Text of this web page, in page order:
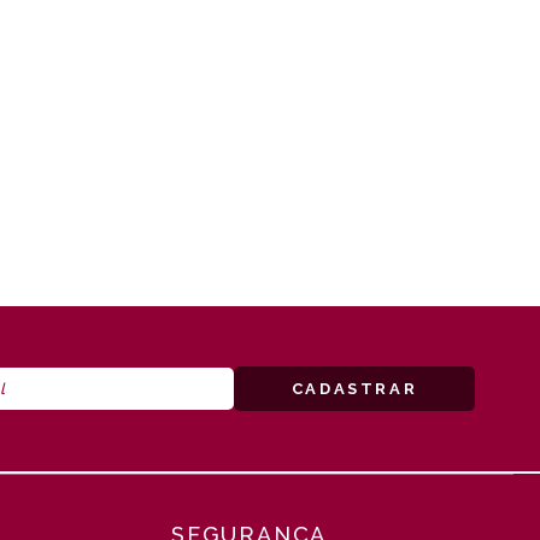
SEGURANÇA